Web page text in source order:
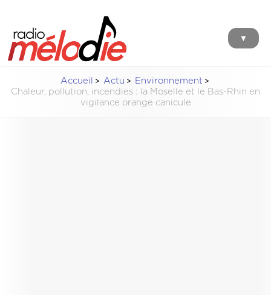
▼
Accueil Actu
Environnement
Chaleur, pollution, incendies : la Moselle et le Bas-Rhin en
vigilance orange canicule